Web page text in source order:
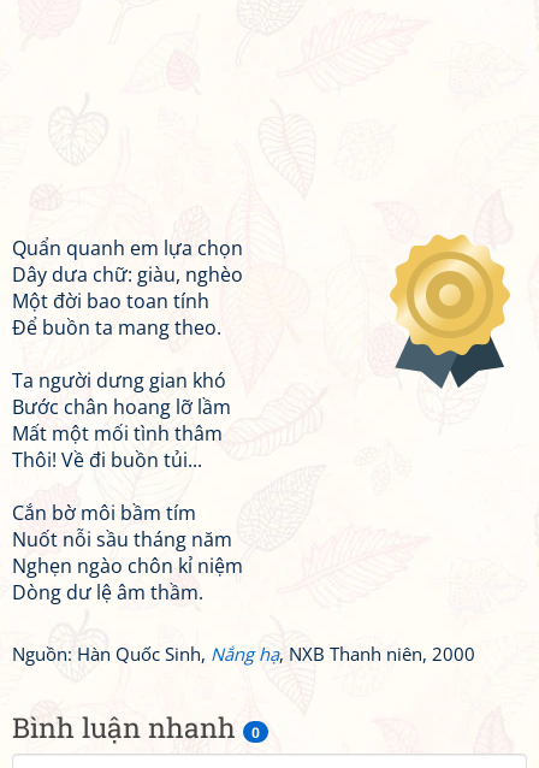
Bình luận nhanh 0
Quẩn quanh em lựa chọn
Dây dưa chữ: giàu, nghèo
Một đời bao toan tính
Để buồn ta mang theo.
Ta người dưng gian khó
Bước chân hoang lỡ lầm
Mất một mối tình thâm
Thôi! Về đi buồn tủi...
Cắn bờ môi bầm tím
Nuốt nỗi sầu tháng năm
Nghẹn ngào chôn kỉ niệm
Dòng dư lệ âm thầm.
Nguồn: Hàn Quốc Sinh, Nắng hạ, NXB Thanh niên, 2000